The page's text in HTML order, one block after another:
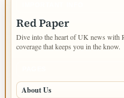
Red Paper
Dive into the heart of UK news with
coverage that keeps you in the know.
About Us